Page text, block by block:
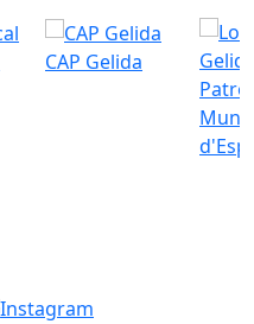
CAP Gelida